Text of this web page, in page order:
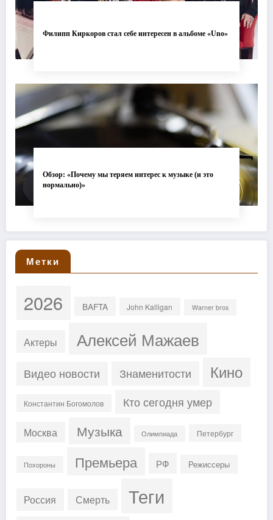
Филипп Киркоров стал себе интересен в альбоме «Uno»
Обзор: «Почему мы теряем интерес к музыке (и это
нормально)»
Метки
2026 BAFTA John Kalligan Warner bros
Актеры Алексей Мажаев
Видео новости Знаменитости Кино
Константин Богомолов Кто сегодня умер
Москва Музыка Олимпиада Петербург
Похороны Премьера РФ Режиссеры
Россия Смерть Теги